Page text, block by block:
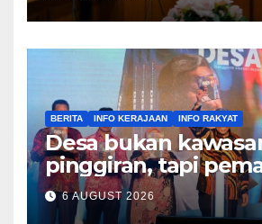
BERITA INFO KERAJAAN INFO RAKYAT
Desa bukan
pinggiran, tapi
ekonomi negara –
Hamidi
6 AUGUST 2026